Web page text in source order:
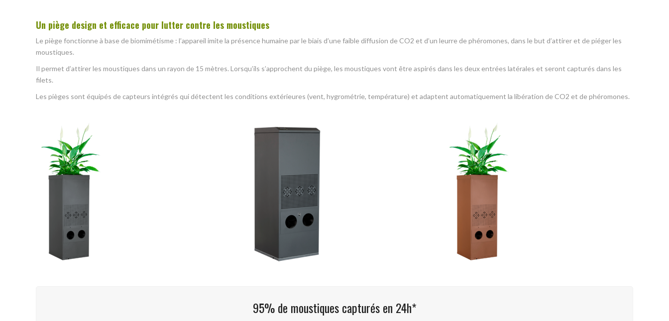
Un piège design et efficace pour lutter contre les moustiques
Le piège fonctionne à base de biomimétisme : l’appareil imite la présence humaine par le biais d’une faible diffusion de CO2 et d’un leurre de phéromones, dans le but d’attirer et de piéger les
moustiques.
Il permet d’attirer les moustiques dans un rayon de 15 mètres. Lorsqu’ils s’approchent du piège, les moustiques vont être aspirés dans les deux entrées latérales et seront capturés dans les
filets.
Les pièges sont équipés de capteurs intégrés qui détectent les conditions extérieures (vent, hygrométrie, température) et adaptent automatiquement la libération de CO2 et de phéromones.
95% de moustiques capturés en 24h*